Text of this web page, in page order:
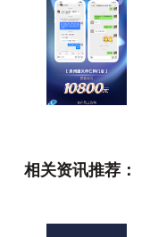
相关资讯推荐：